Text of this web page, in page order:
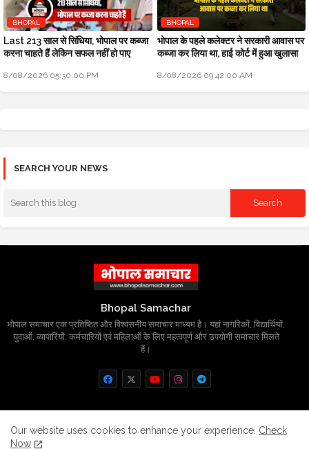
BHOPAL
Last 213 साल से सिंधिया, भोपाल पर कब्जा
करना चाहते हैं लेकिन सफल नहीं हो पाए
8/08/2026 05:30:00 PM
BHOPAL
भोपाल के पहले कलेक्टर ने सरकारी आवास पर
कब्जा कर लिया था, हाई कोर्ट में हुआ खुलासा
8/08/2026 09:42:00 AM
SEARCH YOUR NEWS
Bhopal Samachar
भोपाल समाचार एक प्रतिष्ठित और विश्वसनीय समाचार माध्यम है। यहां नागरिकों, विद्यार्थियों,
युवाओं, व्यापारियों, कर्मचारियों एवं महिलाओं के लिए महत्वपूर्ण और उपयोगी समाचार मिलते
हैं।
Home About Contact us
Privacy Policy
Our website uses cookies to enhance your experience. Check
Now